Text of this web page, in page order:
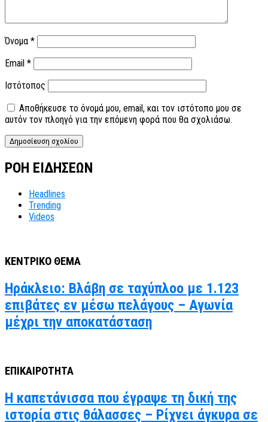
Όνομα *
Email *
Ιστότοπος
Αποθήκευσε το όνομά μου, email, και τον ιστότοπο μου σε
αυτόν τον πλοηγό για την επόμενη φορά που θα σχολιάσω.
ΡΟΗ ΕΙΔΗΣΕΩΝ
Headlines
Trending
Videos
ΚΕΝΤΡΙΚΟ ΘΕΜΑ
Ηράκλειο: Βλάβη σε ταχύπλοο με 1.123
επιβάτες εν μέσω πελάγους – Αγωνία
μέχρι την αποκατάσταση
ΕΠΙΚΑΙΡΟΤΗΤΑ
Η καπετάνισσα που έγραψε τη δική της
ιστορία στις θάλασσες – Ρίχνει άγκυρα σε